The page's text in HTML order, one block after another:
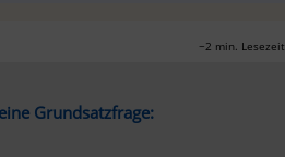
~2 min. Lesezeit
Grundsatzfrage: